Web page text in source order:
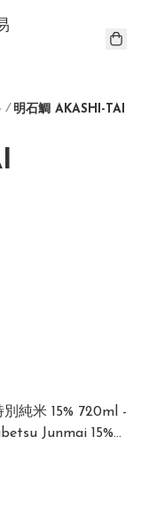
/ 明石鯛 AKASHI-TAI
別純米 15% 720ml -
Junmai 15%